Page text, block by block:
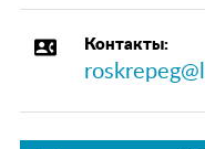
contact_phone Контакты: